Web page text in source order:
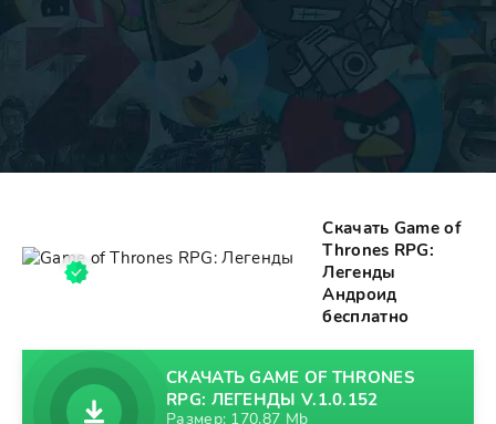
Скачать Game of
Thrones RPG:
Легенды
Андроид
бесплатно
СКАЧАТЬ GAME OF THRONES
RPG: ЛЕГЕНДЫ V.1.0.152
Размер: 170,87 Mb